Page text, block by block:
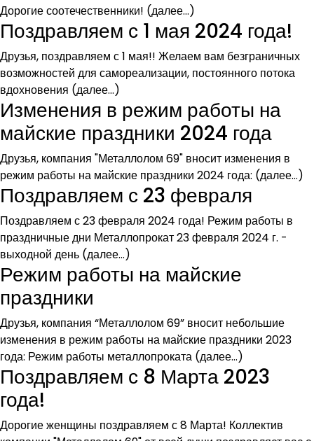
Дорогие соотечественники! (далее…)
Поздравляем с 1 мая 2024 года!
Друзья, поздравляем с 1 мая!! Желаем вам безграничных
возможностей для самореализации, постоянного потока
вдохновения (далее…)
Изменения в режим работы на
майские праздники 2024 года
Друзья, компания "Металлолом 69" вносит изменения в
режим работы на майские праздники 2024 года: (далее…)
Поздравляем с 23 февраля
Поздравляем с 23 февраля 2024 года! Режим работы в
праздничные дни Металлопрокат 23 февраля 2024 г. -
выходной день (далее…)
Режим работы на майские
праздники
Друзья, компания “Металлолом 69” вносит небольшие
изменения в режим работы на майские праздники 2023
года: Режим работы металлопроката (далее…)
Поздравляем с 8 Марта 2023
года!
Дорогие женщины поздравляем с 8 Марта! Коллектив